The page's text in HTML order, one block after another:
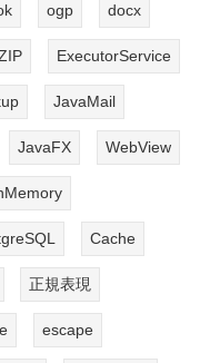
ogp docx
ExecutorService
JavaMail
JavaFX WebView
Cache
正規表現
escape